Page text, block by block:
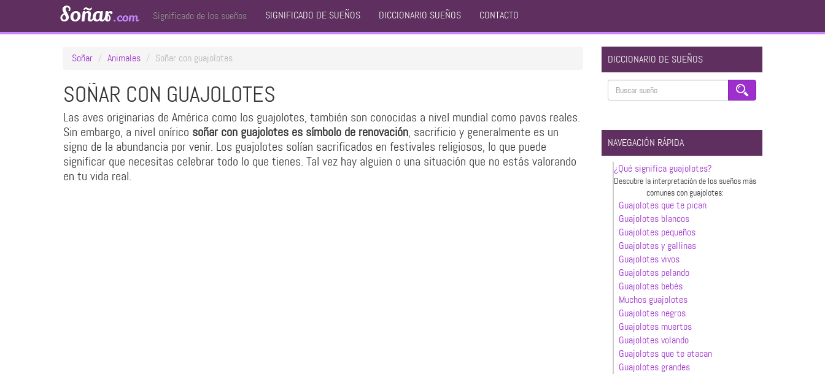
Soñar.com Significado de los sueños SIGNIFICADO DE SUEÑOS DICCIONARIO SUEÑOS CONTACTO
Soñar Animales Soñar con guajolotes
SOÑAR CON GUAJOLOTES
Las aves originarias de América como los guajolotes, también son conocidas a nivel mundial como pavos reales.
Sin embargo, a nivel onírico soñar con guajolotes es símbolo de renovación, sacrificio y generalmente es un
signo de la abundancia por venir. Los guajolotes solían sacrificados en festivales religiosos, lo que puede
significar que necesitas celebrar todo lo que tienes. Tal vez hay alguien o una situación que no estás valorando
en tu vida real.
DICCIONARIO DE SUEÑOS
NAVEGACIÓN RÁPIDA
¿Qué significa guajolotes?
Descubre la interpretación de los sueños más
comunes con guajolotes:
Guajolotes que te pican
Guajolotes blancos
Guajolotes pequeños
Guajolotes y gallinas
Guajolotes vivos
Guajolotes pelando
Guajolotes bebés
Muchos guajolotes
Guajolotes negros
Guajolotes muertos
Guajolotes volando
Guajolotes que te atacan
Guajolotes grandes